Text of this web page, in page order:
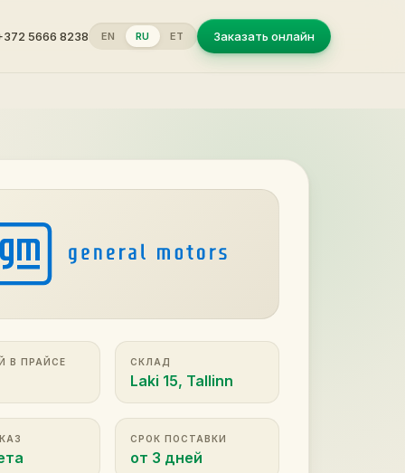
5666 8238 EN RU ET Заказать онлайн
В ПРАЙСЕ СКЛАД
Laki 15, Tallinn
СРОК ПОСТАВКИ
от 3 дней